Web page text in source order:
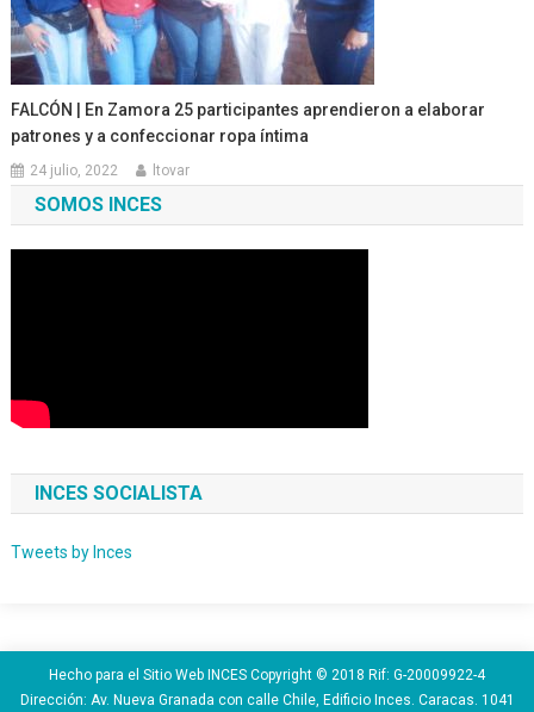
FALCÓN | En Zamora 25 participantes aprendieron a elaborar
patrones y a confeccionar ropa íntima
24 julio, 2022 ltovar
SOMOS INCES
INCES SOCIALISTA
Tweets by Inces
Hecho para el Sitio Web INCES Copyright © 2018 Rif: G-20009922-4
Dirección: Av. Nueva Granada con calle Chile, Edificio Inces. Caracas. 1041